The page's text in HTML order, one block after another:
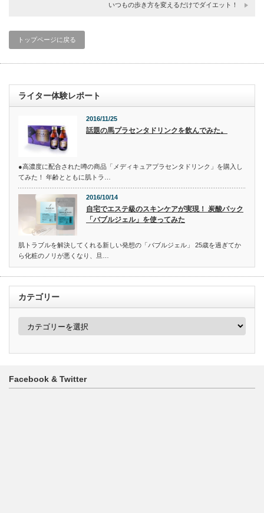
いつもの歩き方を変えるだけでダイエット！
トップページに戻る
ライター体験レポート
2016/11/25
話題の馬プラセンタドリンクを飲んでみた。
●高濃度に配合された噂の商品「メディキュアプラセンタドリンク」を購入し
てみた！ 年齢とともに肌トラ…
2016/10/14
自宅でエステ級のスキンケアが実現！ 炭酸パック
「バブルジェル」を使ってみた
肌トラブルを解決してくれる新しい発想の「バブルジェル」 25歳を過ぎてか
ら化粧のノリが悪くなり、旦…
カテゴリー
カ
ー
Facebook & Twitter